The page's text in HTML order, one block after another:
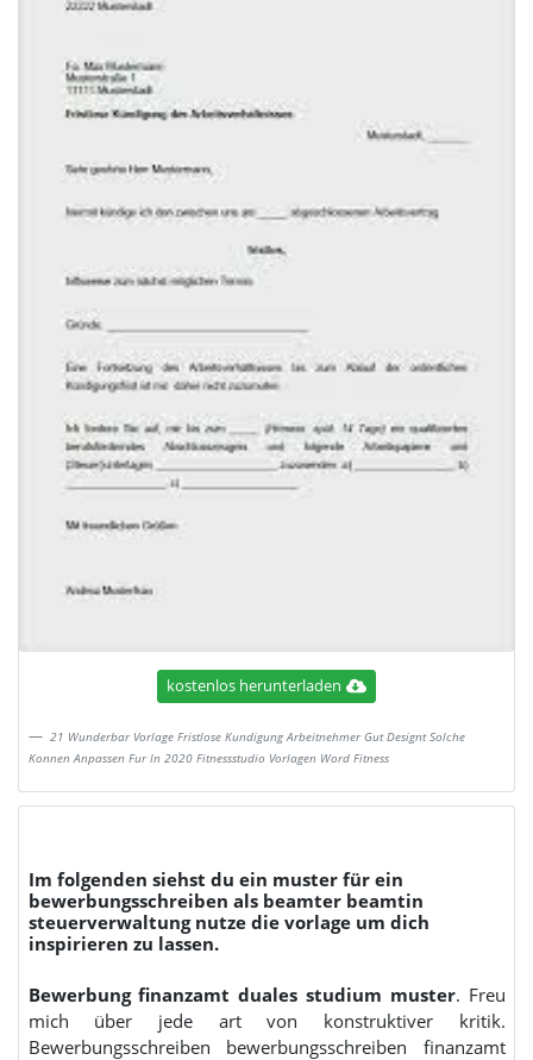
kostenlos herunterladen
21 Wunderbar Vorlage Fristlose Kundigung Arbeitnehmer Gut Designt Solche
Konnen Anpassen Fur In 2020 Fitnessstudio Vorlagen Word Fitness
Im folgenden siehst du ein muster für ein
bewerbungsschreiben als beamter beamtin
steuerverwaltung nutze die vorlage um dich
inspirieren zu lassen.
Bewerbung finanzamt duales studium muster. Freu
mich über jede art von konstruktiver kritik.
Bewerbungsschreiben bewerbungsschreiben finanzamt